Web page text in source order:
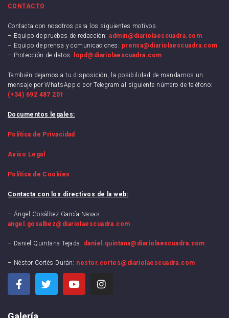
CONTACTO
Contacta con nosotros para los siguientes motivos.
– Equipo de pruebas de redacción:admin@diariolaescuadra.com
– Equipo de prensa y comunicaciones: prensa@diariolaescuadra.com
– Protección de datos:
lopd@diariolaescuadra.com
También dejamos a tu disposición, la posibilidad de mandarnos un
mensaje por WhatsApp o por Telegram al siguiente número de teléfono:
(+34) 692 487 201
Documentos legales:
Política de Privacidad
Aviso Legal
Política de Cookies
Contacta con los directivos de la web:
– Ángel Gosálbez García-Navas:
angel.gosalbez@diariolaescuadra.com
– Daniel Quintana Tejada: daniel.quintana@diariolaescuadra.com
– Néstor Cortés Durán: nestor.cortes@diariolaescuadra.com